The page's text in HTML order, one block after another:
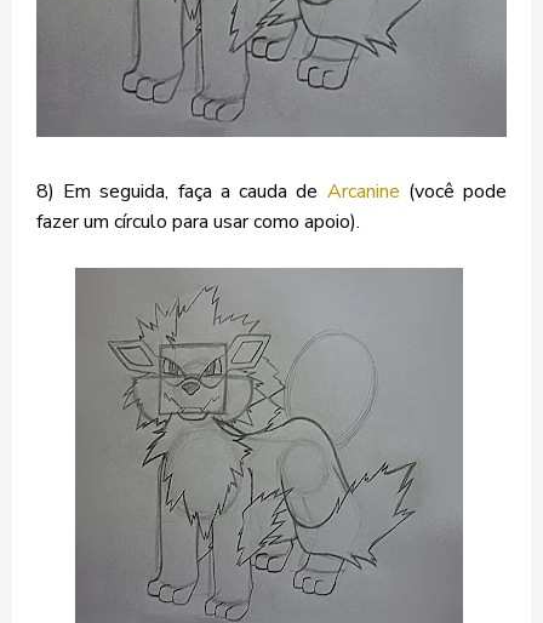
8) Em seguida, faça a cauda de Arcanine (você pode
fazer um círculo para usar como apoio).